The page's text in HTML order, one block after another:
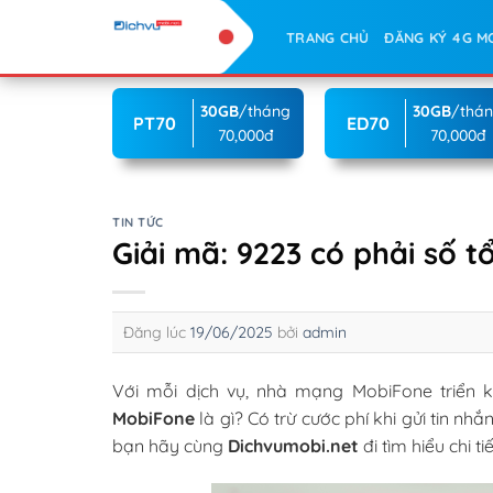
content
TRANG CHỦ ĐĂNG KÝ 4G
PT70
30GB/tháng
70,000đ
ED70
30GB/
70,000đ
TIN TỨC
Giải mã: 9223 có phải số
Đăng lúc 19/06/2025 bởi admin
Với mỗi dịch vụ, nhà mạng MobiFone
MobiFone là gì? Có trừ cước phí khi gửi tin
bạn hãy cùng Dichvumobi.net đi tìm hiểu chi